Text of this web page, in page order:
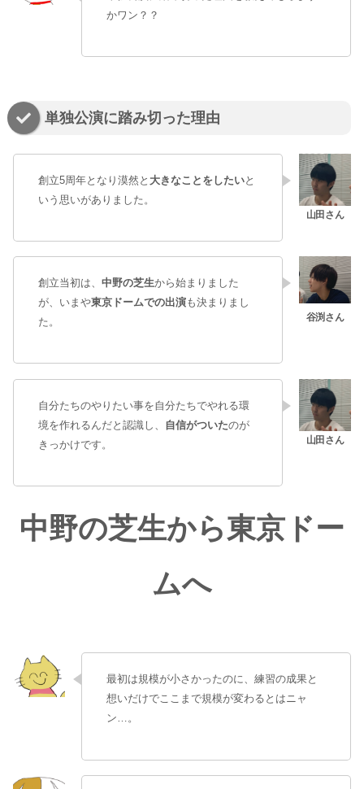
かワン？？
単独公演に踏み切った理由
創立5周年となり漠然と 大きなことをしたいと
いう思いがありました。
創立当初は、 中野の芝生から始まりました
が、いまや東京ドームでの出演も決まりまし
た。
自分たちのやりたい事を自分たちでやれる環
境を作れるんだと認識し、 自信がついたのが
きっかけです。
中野の芝生から東京ドー
ムへ
最初は規模が小さかったのに、練習の成果と
想いだけでここまで規模が変わるとはニャ
ン…。